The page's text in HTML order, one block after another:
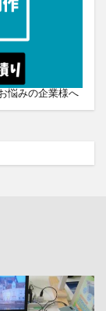
悩みの企業様へ